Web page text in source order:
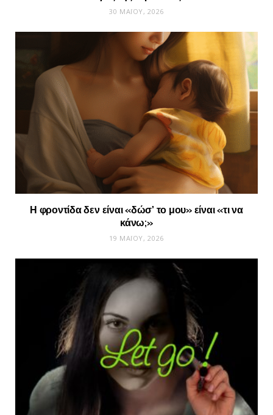
30 ΜΑΪ́ΟΥ, 2026
Η φροντίδα δεν είναι «δώσ’ το μου» είναι «τι να
κάνω;»
19 ΜΑΪ́ΟΥ, 2026